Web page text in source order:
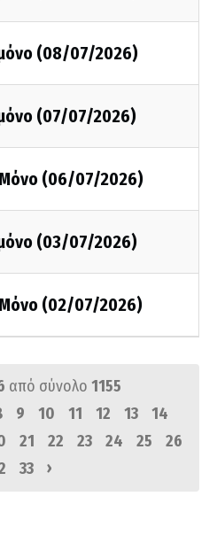
(08/07/2026)
(07/07/2026)
(06/07/2026)
(03/07/2026)
(02/07/2026)
από σύνολο 1155
9 10 11 12 13
14
21 22 23 24 25
26
33 ›